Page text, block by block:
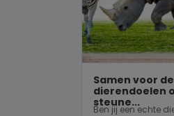
Samen voor
dierendoelen
steune...
Ben jij een echte